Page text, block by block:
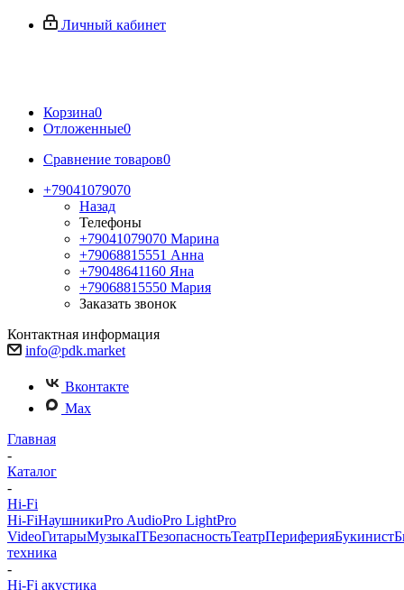
Личный кабинет
Корзина0
Отложенные0
Сравнение товаров0
+79041079070
Назад
Телефоны
+79041079070 Марина
+79068815551 Анна
+79048641160 Яна
+79068815550 Мария
Заказать звонок
Контактная информация
info@pdk.market
Вконтакте
Max
Главная
-
Каталог
-
Hi-Fi
Hi-FiНаушникиPro AudioPro LightPro
VideoГитарыМузыкаITБезопасностьТеатрПериферияБукинист
техника
-
Hi-Fi акустика